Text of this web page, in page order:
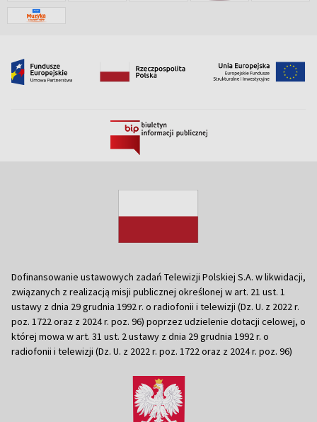
Dofinansowanie ustawowych zadań Telewizji Polskiej S.A. w likwidacji,
związanych z realizacją misji publicznej określonej w art. 21 ust. 1
ustawy z dnia 29 grudnia 1992 r. o radiofonii i telewizji (Dz. U. z 2022 r.
poz. 1722 oraz z 2024 r. poz. 96) poprzez udzielenie dotacji celowej, o
której mowa w art. 31 ust. 2 ustawy z dnia 29 grudnia 1992 r. o
radiofonii i telewizji (Dz. U. z 2022 r. poz. 1722 oraz z 2024 r. poz. 96)